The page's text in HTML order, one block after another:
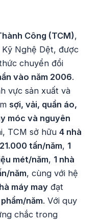
Công (TCM),
Nghệ Dệt, được
chuyển đổi
vào năm 2006.
vực sản xuất và
sợi, vải, quần áo,
móc và nguyên
TCM sở hữu4 nhà
21.000 tấn/năm, 1
mét/năm, 1 nhà
năm, cùng với hệ
máy may đạt
năm. Với quy
chắc trong